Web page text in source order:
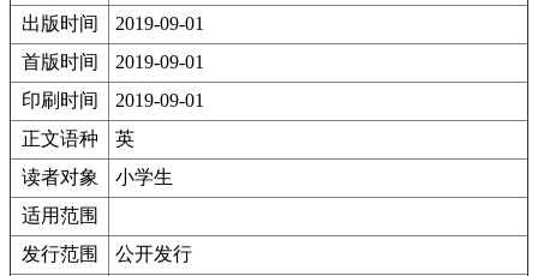
出版时间
2019-09-01
首版时间
2019-09-01
印刷时间
2019-09-01
正文语种
英
读者对象
小学生
适用范围
发行范围
公开发行